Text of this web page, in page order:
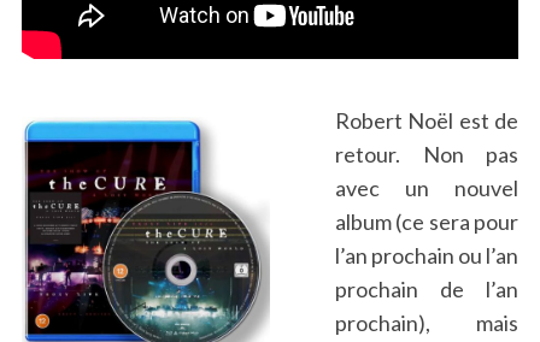
Robert Noël est de
retour. Non pas
avec un nouvel
album (ce sera pour
l’an prochain ou l’an
prochain de l’an
prochain), mais